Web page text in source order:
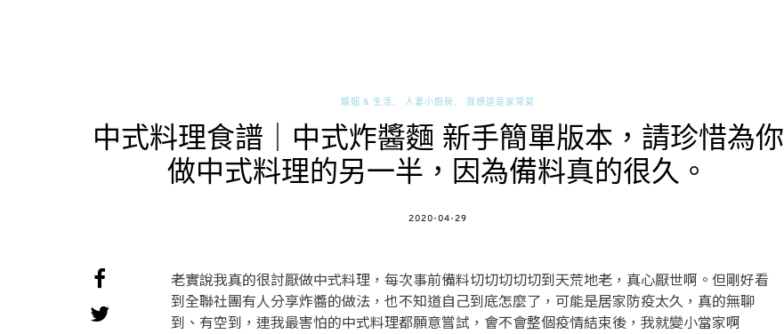
婚姻 & 生活 人妻小廚房 我想這是家常菜
中式料理食譜｜中式炸醬麵 新手簡單版本，請珍惜為你
做中式料理的另一半，因為備料真的很久。
POSTED
2020-04-29
老實說我真的很討厭做中式料理，每次事前備料切切切切切到天荒地老，真心厭世啊。但剛好看
到全聯社團有人分享炸醬的做法，也不知道自己到底怎麼了，可能是居家防疫太久，真的無聊
到、有空到，連我最害怕的中式料理都願意嘗試，會不會整個疫情結束後，我就變小當家啊